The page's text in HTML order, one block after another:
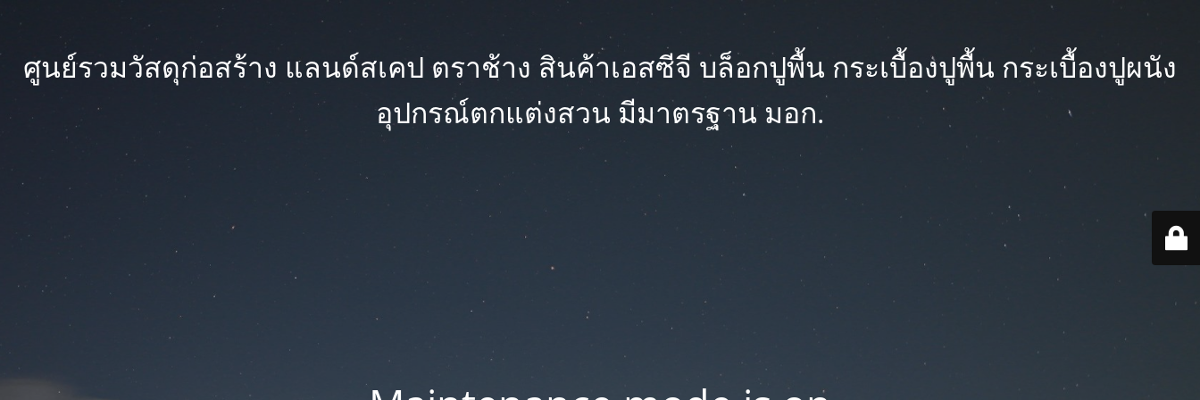
ศูนย์รวมวัสดุก่อสร้าง แลนด์สเคป ตราช้าง สินค้าเอสซีจี บล็อกปูพื้น กระเบื้องปูพื้น กระเบื้องปูผนัง
อุปกรณ์ตกแต่งสวน มีมาตรฐาน มอก.